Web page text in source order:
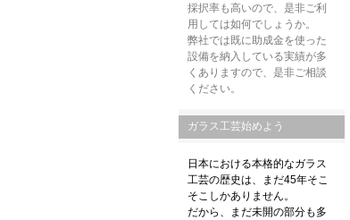
採択率も高いので、是非ご利
用しては如何でしょうか。
弊社では既に助成金を使った
設備を納入している実績が多
くありますので、是非ご相談
ください。
ガラス工芸始めよう
日本における本格的なガラス
工芸の歴史は、
まだ45年そこ
そこしかありません。
だから、まだ未開の部分も多